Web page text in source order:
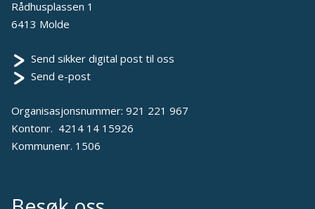
Rådhusplassen 1
6413 Molde
Send sikker digital post til oss
Send e-post
Organisasjonsnummer: 921 221 967
Kontonr. 4214 14 15926
Kommunenr. 1506